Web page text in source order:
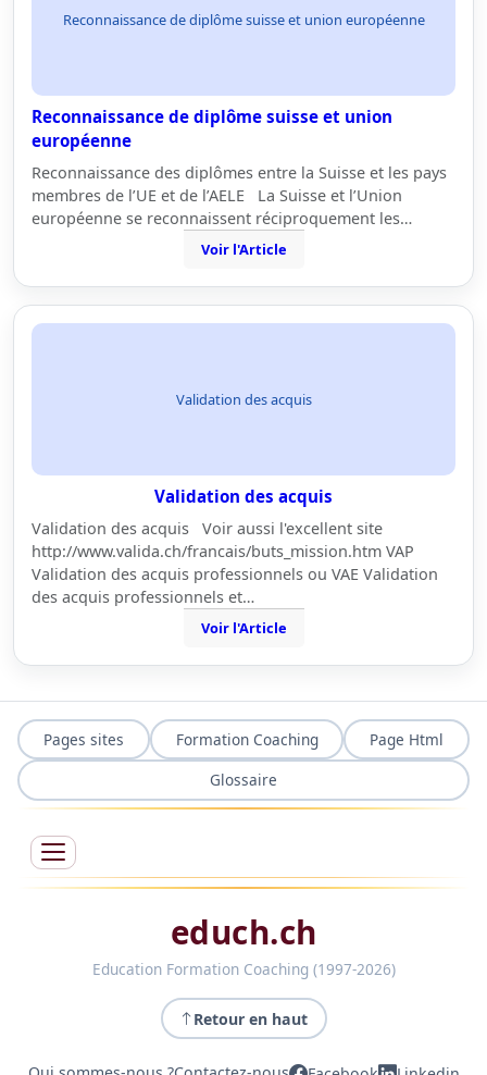
Reconnaissance de diplôme suisse et union européenne
Reconnaissance de diplôme suisse et union
européenne
Reconnaissance des diplômes entre la Suisse et les pays
membres de l’UE et de l’AELE La Suisse et l’Union
européenne se reconnaissent réciproquement les…
Voir l'Article
Validation des acquis
Validation des acquis
Validation des acquis Voir aussi l'excellent site
http://www.valida.ch/francais/buts_mission.htm VAP
Validation des acquis professionnels ou VAE Validation
des acquis professionnels et…
Voir l'Article
Pages sites Formation Coaching
Page Html
Glossaire
educh.ch
Education Formation Coaching (1997-2026)
Retour en haut